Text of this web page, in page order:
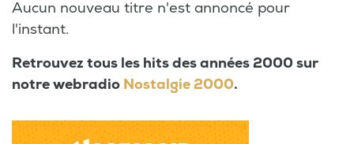
Aucun nouveau titre n'est annoncé pour
l'instant.
Retrouvez tous les hits des années 2000 sur
notre webradio Nostalgie 2000.